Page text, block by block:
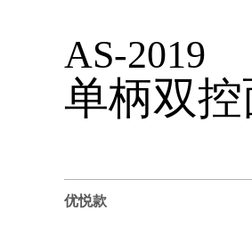
AS-2019
单柄双
优悦款